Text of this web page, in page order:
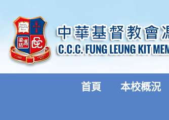
首頁 本校概況